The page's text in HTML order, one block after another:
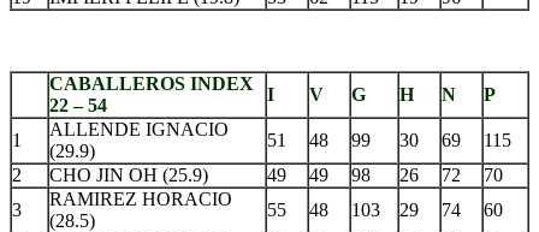
CABALLEROS INDEX
22 – 54
I V G H N P
1
ALLENDE IGNACIO
(29.9)
51 48 99 30 69
115
2
CHO JIN OH (25.9) 49 49 98 26 72
70
3
RAMIREZ HORACIO
(28.5)
55 48 103 29 74
60